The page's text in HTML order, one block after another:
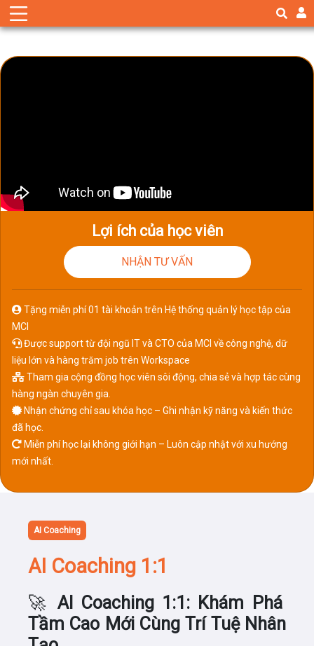
Lợi ích của học viên
NHẬN TƯ VẤN
Tặng miễn phí 01 tài khoản trên Hệ thống quản lý học tập của
MCI
Được support từ đội ngũ IT và CTO của MCI về công nghệ, dữ
liệu lớn và hàng trăm job trên Workspace
Tham gia cộng đồng học viên sôi động, chia sẻ và hợp tác cùng
hàng ngàn chuyên gia.
Nhận chứng chỉ sau khóa học – Ghi nhận kỹ năng và kiến thức
đã học.
Miễn phí học lại không giới hạn – Luôn cập nhật với xu hướng
mới nhất.
AI Coaching
AI Coaching 1:1
🚀 AI Coaching 1:1: Khám Phá
Tầm Cao Mới Cùng Trí Tuệ Nhân